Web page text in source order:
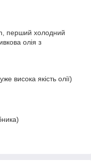
перший холодний
олія з
висока якість олії)